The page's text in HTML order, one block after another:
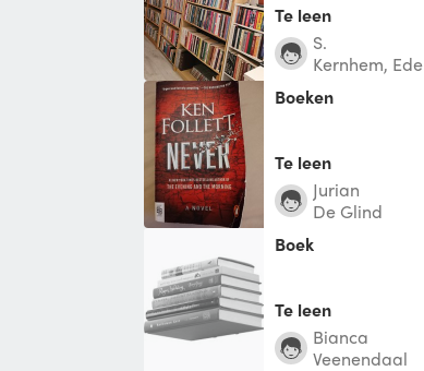
Te leen
S.
Kernhem, Ede
Boeken
Te leen
Jurian
De Glind
Boek
Te leen
Bianca
Veenendaal